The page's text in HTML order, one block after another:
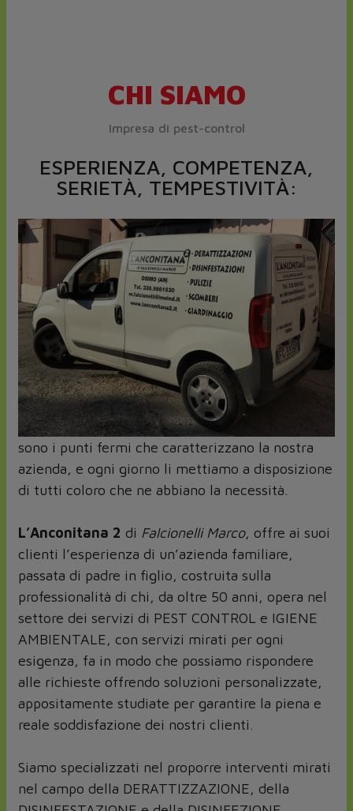
CHI SIAMO
Impresa di pest-control
ESPERIENZA, COMPETENZA,
SERIETÀ, TEMPESTIVITÀ:
sono i punti fermi che caratterizzano la nostra
azienda, e ogni giorno li mettiamo a disposizione
di tutti coloro che ne abbiano la necessità.
L’Anconitana 2 di Falcionelli Marco, offre ai suoi
clienti l’esperienza di un’azienda familiare,
passata di padre in figlio, costruita sulla
professionalità di chi, da oltre 50 anni, opera nel
settore dei servizi di PEST CONTROL e IGIENE
AMBIENTALE, con servizi mirati per ogni
esigenza, fa in modo che possiamo rispondere
alle richieste offrendo soluzioni personalizzate,
appositamente studiate per garantire la piena e
reale soddisfazione dei nostri clienti.
Siamo specializzati nel proporre interventi mirati
nel campo della DERATTIZZAZIONE, della